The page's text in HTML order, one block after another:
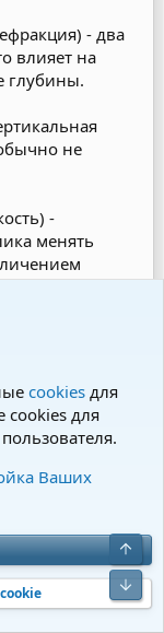
- два
влияет на
глубины.
не
-
менять
что
к
пород
поводыри
Это ведет
отбираемых
тех, у
глаза
также
cookies для
cookies для
Ваших
Верх
Низ